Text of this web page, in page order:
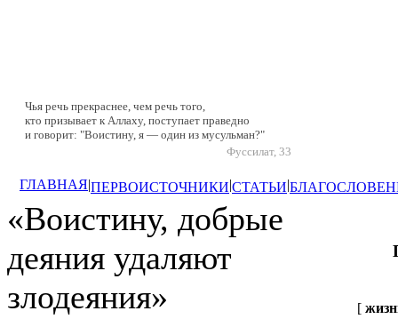
Чья речь прекраснее, чем речь того,
кто призывает к Аллаху, поступает праведно
и говорит: "Воистину, я — один из мусульман?"
Фуссилат, 33
ГЛАВНАЯ|ПЕРВОИСТОЧНИКИ|СТАТЬИ|
«Воистину, добрые
деяния удаляют
злодеяния»
[